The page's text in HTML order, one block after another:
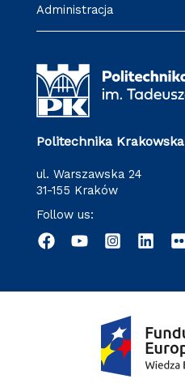
Administracja
Politechnika Krakowska
ul. Warszawska 24
31-155 Kraków
Follow us: